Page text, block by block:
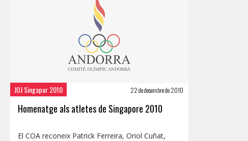
JOJ Singapur 2010 22 de desembre de 2010
Homenatge als atletes de Singapore 2010
El COA reconeix Patrick Ferreira, Oriol Cuñat,